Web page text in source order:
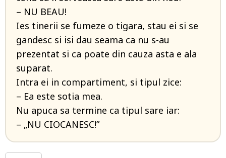
– NU BEAU!
Ies tinerii se fumeze o tigara, stau ei si se
gandesc si isi dau seama ca nu s-au
prezentat si ca poate din cauza asta e ala
suparat.
Intra ei in compartiment, si tipul zice:
– Ea este sotia mea.
Nu apuca sa termine ca tipul sare iar:
– „NU CIOCANESC!”